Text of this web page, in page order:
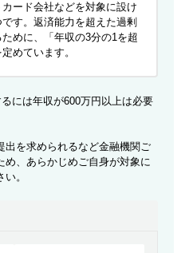
ード会社などを対象に設け
す。返済能力を超えた過剰
めに、「年収の3分の1を超
めています。
には年収が600万円以上は必要
出を求められるなど金融機関ご
め、あらかじめご自身が対象に
。